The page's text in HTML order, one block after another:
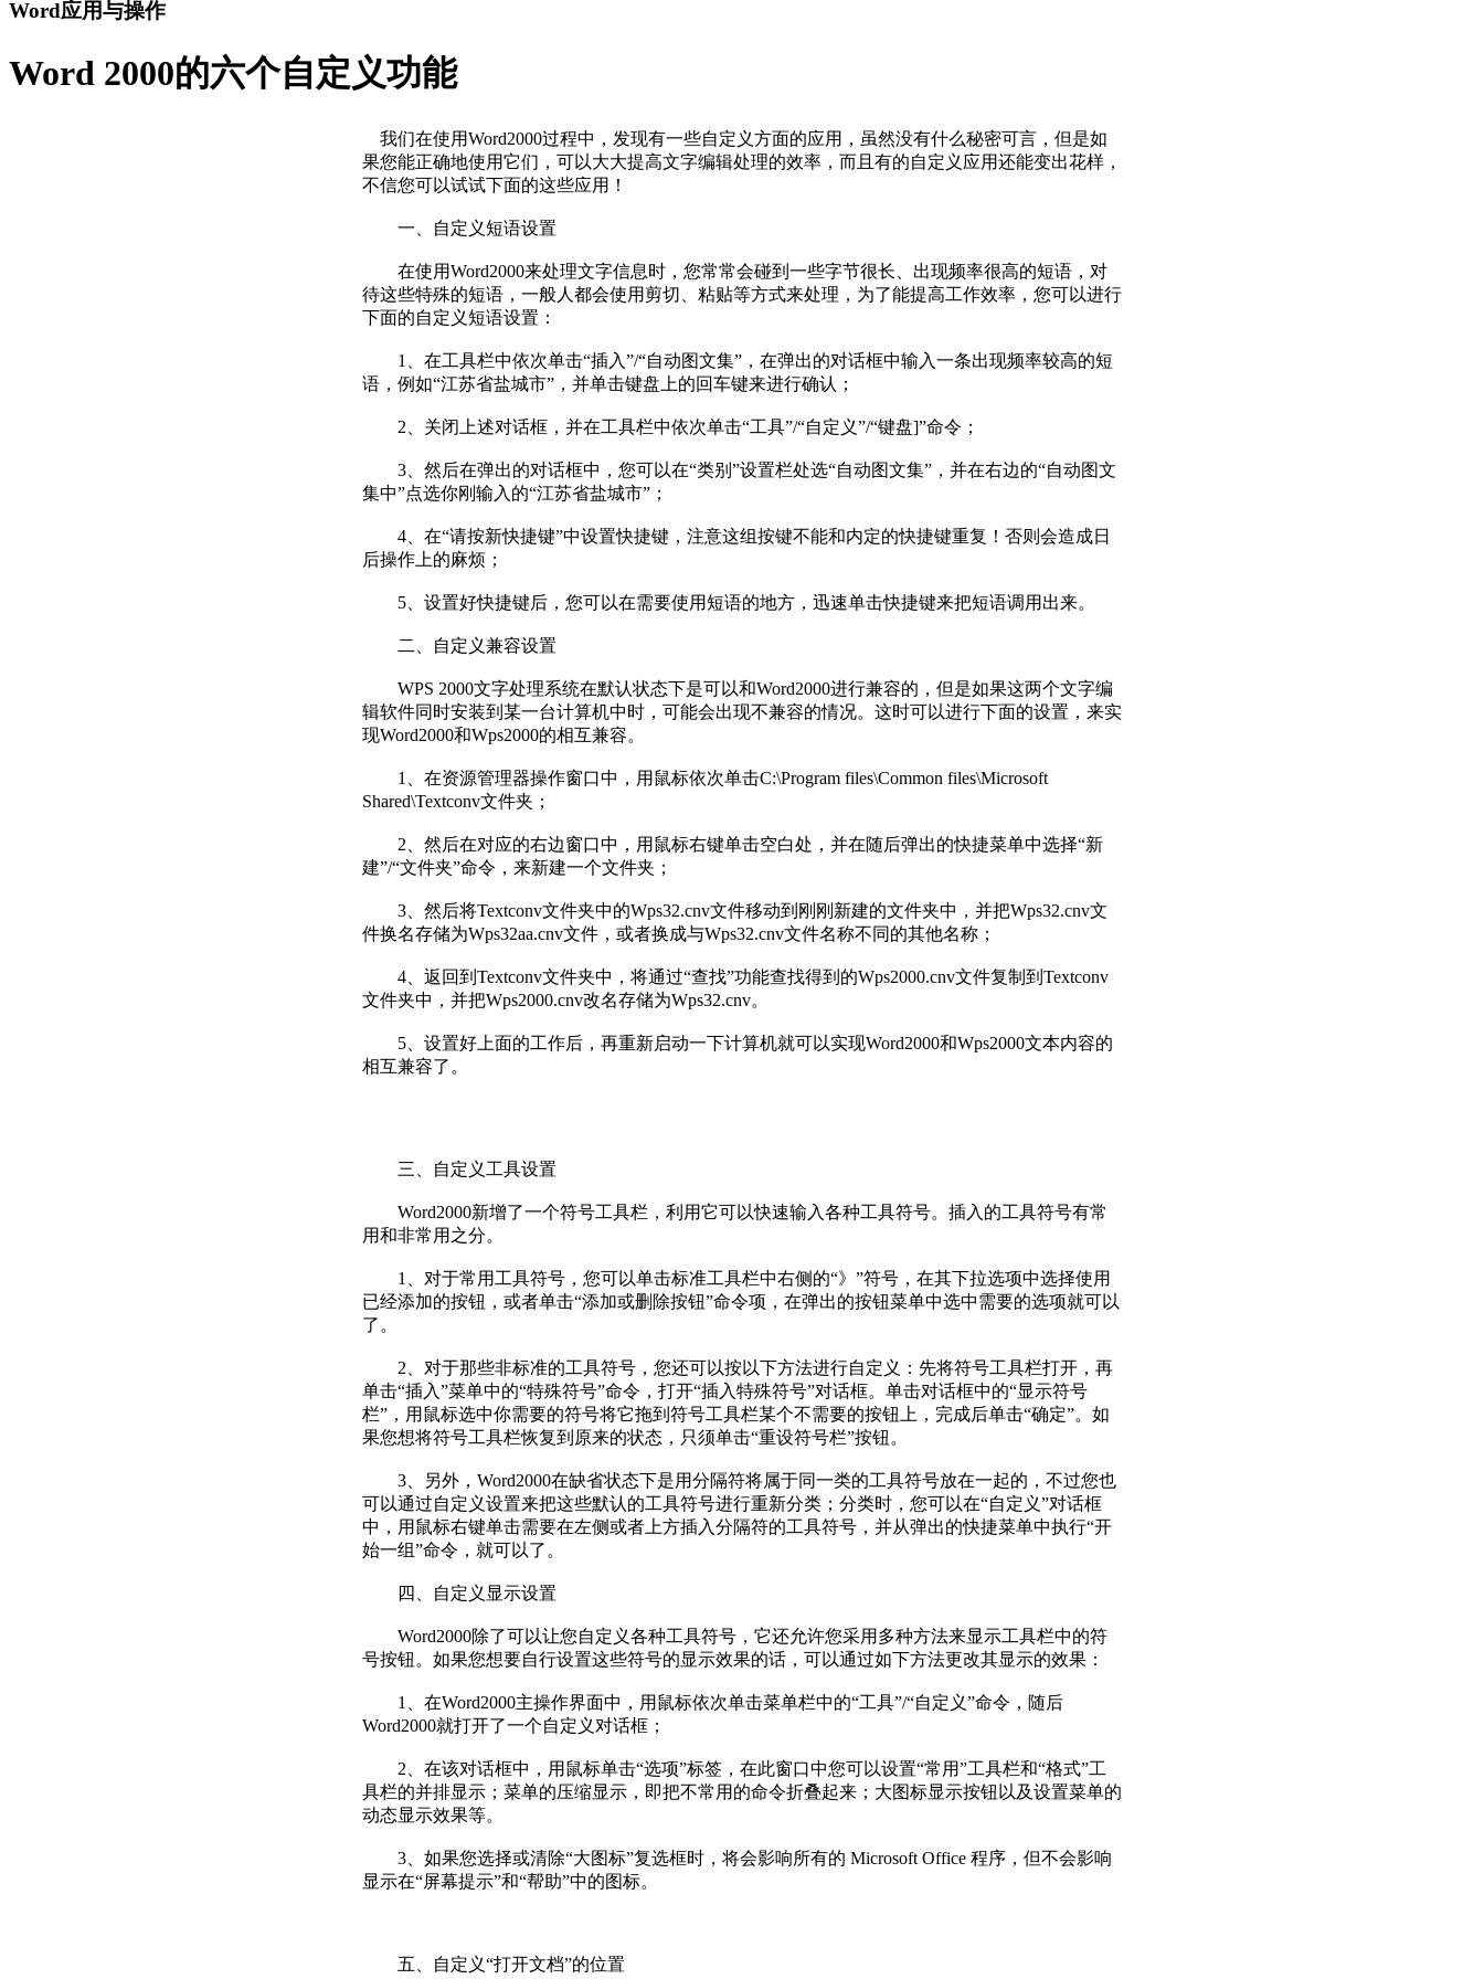
Word应用与操作
Word 2000的六个自定义功能
我们在使用Word2000过程中，发现有一些自定义方面的应用，虽然没有什么秘密可言，但是如
果您能正确地使用它们，可以大大提高文字编辑处理的效率，而且有的自定义应用还能变出花样，
不信您可以试试下面的这些应用！
一、自定义短语设置
在使用Word2000来处理文字信息时，您常常会碰到一些字节很长、出现频率很高的短语，对
待这些特殊的短语，一般人都会使用剪切、粘贴等方式来处理，为了能提高工作效率，您可以进行
下面的自定义短语设置：
1、在工具栏中依次单击“插入”/“自动图文集”，在弹出的对话框中输入一条出现频率较高的短
语，例如“江苏省盐城市”，并单击键盘上的回车键来进行确认；
2、关闭上述对话框，并在工具栏中依次单击“工具”/“自定义”/“键盘]”命令；
3、然后在弹出的对话框中，您可以在“类别”设置栏处选“自动图文集”，并在右边的“自动图文
集中”点选你刚输入的“江苏省盐城市”；
4、在“请按新快捷键”中设置快捷键，注意这组按键不能和内定的快捷键重复！否则会造成日
后操作上的麻烦；
5、设置好快捷键后，您可以在需要使用短语的地方，迅速单击快捷键来把短语调用出来。
二、自定义兼容设置
WPS 2000文字处理系统在默认状态下是可以和Word2000进行兼容的，但是如果这两个文字编
辑软件同时安装到某一台计算机中时，可能会出现不兼容的情况。这时可以进行下面的设置，来实
现Word2000和Wps2000的相互兼容。
1、在资源管理器操作窗口中，用鼠标依次单击C:\Program files\Common files\Microsoft
Shared\Textconv文件夹；
2、然后在对应的右边窗口中，用鼠标右键单击空白处，并在随后弹出的快捷菜单中选择“新
建”/“文件夹”命令，来新建一个文件夹；
3、然后将Textconv文件夹中的Wps32.cnv文件移动到刚刚新建的文件夹中，并把Wps32.cnv文
件换名存储为Wps32aa.cnv文件，或者换成与Wps32.cnv文件名称不同的其他名称；
4、返回到Textconv文件夹中，将通过“查找”功能查找得到的Wps2000.cnv文件复制到Textconv
文件夹中，并把Wps2000.cnv改名存储为Wps32.cnv。
5、设置好上面的工作后，再重新启动一下计算机就可以实现Word2000和Wps2000文本内容的
相互兼容了。
三、自定义工具设置
Word2000新增了一个符号工具栏，利用它可以快速输入各种工具符号。插入的工具符号有常
用和非常用之分。
1、对于常用工具符号，您可以单击标准工具栏中右侧的“》”符号，在其下拉选项中选择使用
已经添加的按钮，或者单击“添加或删除按钮”命令项，在弹出的按钮菜单中选中需要的选项就可以
了。
2、对于那些非标准的工具符号，您还可以按以下方法进行自定义：先将符号工具栏打开，再
单击“插入”菜单中的“特殊符号”命令，打开“插入特殊符号”对话框。单击对话框中的“显示符号
栏”，用鼠标选中你需要的符号将它拖到符号工具栏某个不需要的按钮上，完成后单击“确定”。如
果您想将符号工具栏恢复到原来的状态，只须单击“重设符号栏”按钮。
3、另外，Word2000在缺省状态下是用分隔符将属于同一类的工具符号放在一起的，不过您也
可以通过自定义设置来把这些默认的工具符号进行重新分类；分类时，您可以在“自定义”对话框
中，用鼠标右键单击需要在左侧或者上方插入分隔符的工具符号，并从弹出的快捷菜单中执行“开
始一组”命令，就可以了。
四、自定义显示设置
Word2000除了可以让您自定义各种工具符号，它还允许您采用多种方法来显示工具栏中的符
号按钮。如果您想要自行设置这些符号的显示效果的话，可以通过如下方法更改其显示的效果：
1、在Word2000主操作界面中，用鼠标依次单击菜单栏中的“工具”/“自定义”命令，随后
Word2000就打开了一个自定义对话框；
2、在该对话框中，用鼠标单击“选项”标签，在此窗口中您可以设置“常用”工具栏和“格式”工
具栏的并排显示；菜单的压缩显示，即把不常用的命令折叠起来；大图标显示按钮以及设置菜单的
动态显示效果等。
3、如果您选择或清除“大图标”复选框时，将会影响所有的 Microsoft Office 程序，但不会影响
显示在“屏幕提示”和“帮助”中的图标。
五、自定义“打开文档”的位置